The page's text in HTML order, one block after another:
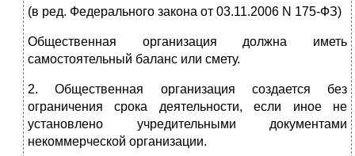
(в ред. Федерального закона от 03.11.2006 N 175-ФЗ)
Общественная организация должна иметь
самостоятельный баланс или смету.
2. Общественная организация создается без
ограничения срока деятельности, если иное не
установлено учредительными документами
некоммерческой организации.